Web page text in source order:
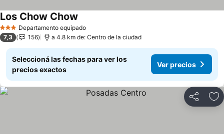
3 EstrellasDepartamento equipado
Los Chow Chow
7,3 156 a 4.8 km de: Centro de la ciudad
Seleccioná las fechas para ver los
precios exactos
Ver precios
Compartir